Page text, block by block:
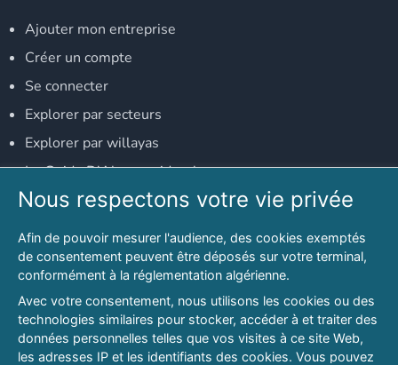
Ajouter mon entreprise
Créer un compte
Se connecter
Explorer par secteurs
Explorer par willayas
Le Guide D'Alger, guide-alger.com
NOS RÉSEAUX SOCIAUX
Notre page Facebook
Notre page LinkedIn
Notre page Instagram
Notre page Twitter
Nous respectons votre vie privée
Afin de pouvoir mesurer l'audience, des cookies exemptés
de consentement peuvent être déposés sur votre terminal,
conformément à la réglementation algérienne.
Avec votre consentement, nous utilisons les cookies ou des
technologies similaires pour stocker, accéder à et traiter des
données personnelles telles que vos visites à ce site Web,
les adresses IP et les identifiants des cookies. Vous pouvez